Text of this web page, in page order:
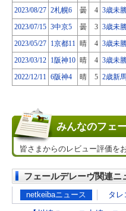
2023/08/27 2札幌6 曇 4 3歳未
2023/07/15 3中京5 曇 3 3歳未
2023/05/27 1京都11 晴 4 3歳未
2023/03/12 1阪神10 晴 4 3歳未
2022/12/11 6阪神4 晴 5 2歳新
みんなのフェ
皆さまからのレビュー評価を
フェールデレーヴ関連ニ
netkeibaニュース タレ